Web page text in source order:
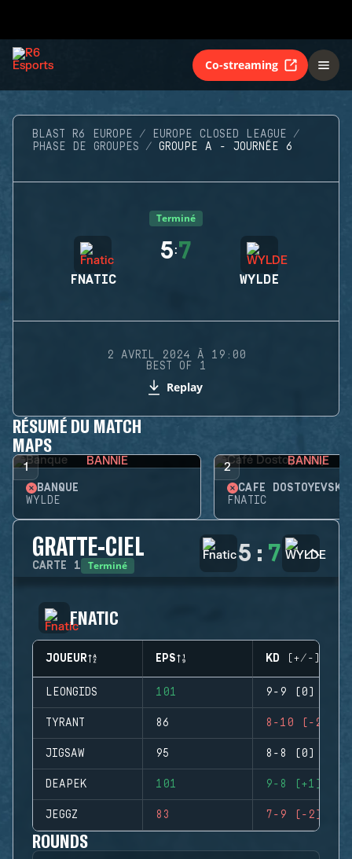
Co-streaming
BLAST R6 EUROPE
EUROPE CLOSED LEAGUE
PHASE DE GROUPES
GROUPE A - JOURNÉE 6
Terminé
FNATIC
5:7
WYLDE
2 AVRIL 2024 À 19:00
BEST OF 1
Replay
RÉSUMÉ DU MATCH
MAPS
1 BANNIE
BANQUE
WYLDE
2 BANNIE
CAFÉ DOSTOYEVSKY
FNATIC
GRATTE-CIEL
CARTE 1 Terminé 5 : 7
FNATIC
JOUEUR EPS KD (+/-)
LEONGIDS 101 9-9 (0)
TYRANT 86 8-10 (-2)
JIGSAW 95 8-8 (0)
DEAPEK 101 9-8 (+1)
JEGGZ 83 7-9 (-2)
ROUNDS